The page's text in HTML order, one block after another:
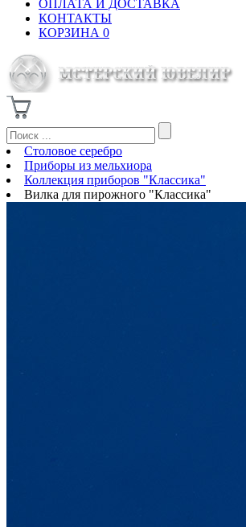
ОПЛАТА И ДОСТАВКА
КОНТАКТЫ
КОРЗИНА 0
Столовое серебро
Приборы из мельхиора
Коллекция приборов "Классика"
Вилка для пирожного "Классика"